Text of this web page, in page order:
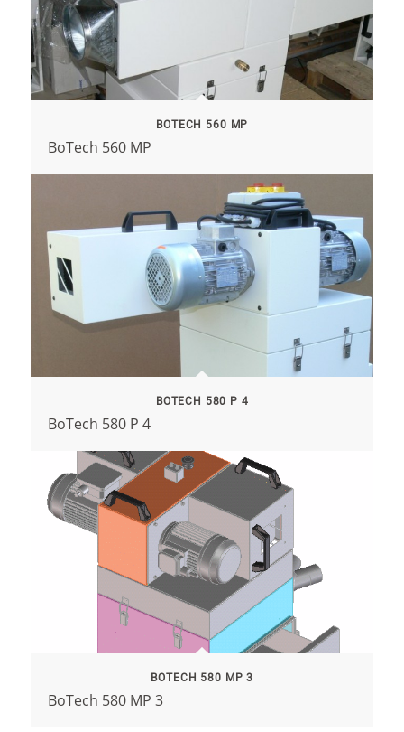
BOTECH 560 MP
BoTech 560 MP
BOTECH 580 P 4
BoTech 580 P 4
BOTECH 580 MP 3
BoTech 580 MP 3